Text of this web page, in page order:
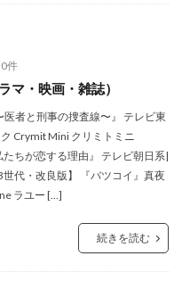
0件
マ・映画・雑誌）
者と刑事の捜査線〜』 テレビ東
Crymit Mini クリミトミニ
ちが恋する理由』 テレビ朝日系|
代・改良版】 『バツコイ』真夜
ラユー […]
続きを読む